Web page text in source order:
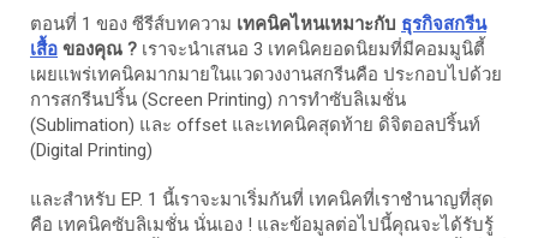
ตอนที่ 1 ของ ซีรีส์บทความ เทคนิคไหนเหมาะกับ ธุรกิจสกรีน
เสื้อ ของคุณ ? เราจะนำเสนอ 3 เทคนิคยอดนิยมที่มีคอมมูนิตี้
เผยแพร่เทคนิคมากมายในแวดวงงานสกรีนคือ ประกอบไปด้วย
การสกรีนปริ้น (Screen Printing) การทำซับลิเมชั่น
(Sublimation) และ offset และเทคนิคสุดท้าย ดิจิตอลปริ้นท์
(Digital Printing)
และสำหรับ EP. 1 นี้เราจะมาเริ่มกันที่ เทคนิคที่เราชำนาญที่สุด
คือ เทคนิคซับลิเมชั่น นั่นเอง ! และข้อมูลต่อไปนี้คุณจะได้รับรู้